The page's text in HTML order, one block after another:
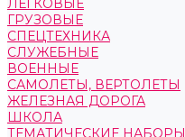
ЛЕГКОВЫЕ
ГРУЗОВЫЕ
СПЕЦТЕХНИКА
СЛУЖЕБНЫЕ
ВОЕННЫЕ
САМОЛЕТЫ, ВЕРТОЛЕТЫ
ЖЕЛЕЗНАЯ ДОРОГА
ШКОЛА
ТЕМАТИЧЕСКИЕ НАБОРЫ